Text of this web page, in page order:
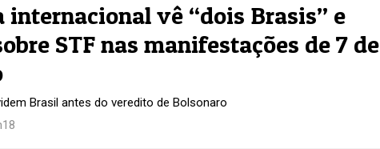
internacional vê “dois Brasis” e
STF nas manifestações de 7 de
Brasil antes do veredito de Bolsonaro